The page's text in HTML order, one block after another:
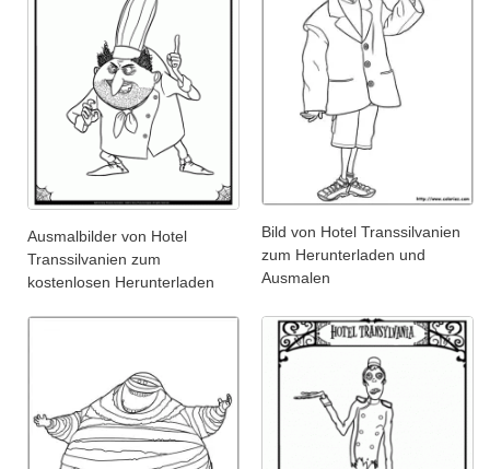
Ausmalbilder von Hotel
Transsilvanien zum
kostenlosen Herunterladen
Bild von Hotel Transsilvanien
zum Herunterladen und
Ausmalen